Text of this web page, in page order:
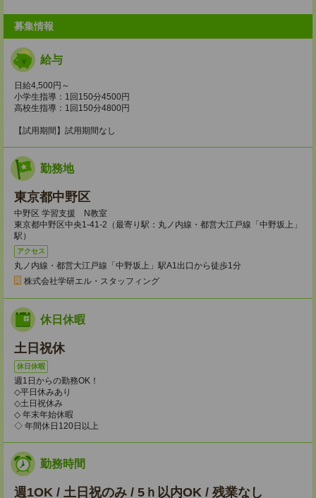
募集情報
給与
日給4,500円～
小学生指導：1回150分4500円
高校生指導：1回150分4800円
【試用期間】試用期間なし
勤務地
東京都中野区
中野区 学習支援 N教室
東京都中野区中央1-41-2（最寄り駅：丸ノ内線・都営大江戸線「中野坂上」
駅）
アクセス
丸ノ内線・都営大江戸線「中野坂上」駅A1出口から徒歩1分
株式会社学研エル・スタッフィング
休日休暇
土日祝休
休日休暇
週1日からの勤務OK！
◇平日休みあり
◇土日祝休み
◇ 年末年始休暇
◇ 年間休日120日以上
勤務時間
週1OK / 土日祝のみ / 5ｈ以内OK / 残業なし